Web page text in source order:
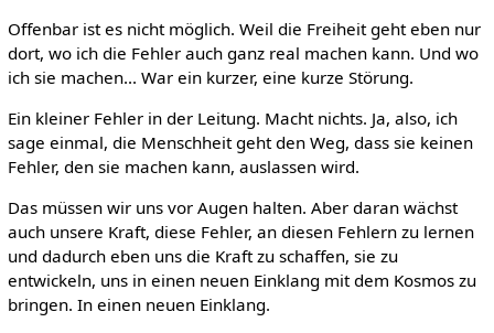
Offenbar ist es nicht möglich. Weil die Freiheit geht eben nur
dort, wo ich die Fehler auch ganz real machen kann. Und wo
ich sie machen... War ein kurzer, eine kurze Störung.
Ein kleiner Fehler in der Leitung. Macht nichts. Ja, also, ich
sage einmal, die Menschheit geht den Weg, dass sie keinen
Fehler, den sie machen kann, auslassen wird.
Das müssen wir uns vor Augen halten. Aber daran wächst
auch unsere Kraft, diese Fehler, an diesen Fehlern zu lernen
und dadurch eben uns die Kraft zu schaffen, sie zu
entwickeln, uns in einen neuen Einklang mit dem Kosmos zu
bringen. In einen neuen Einklang.